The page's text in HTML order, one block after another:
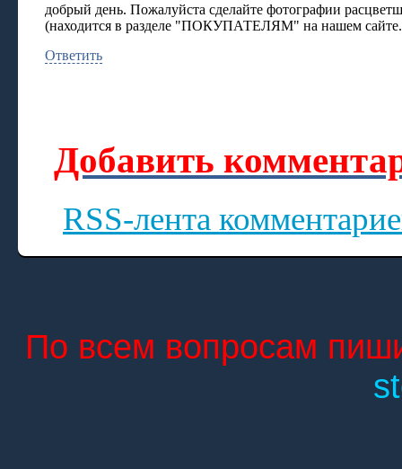
добрый день. Пожалуйста сделайте фотографии
(находится в разделе "ПОКУПАТЕЛЯМ" на нашем сайте.
Ответить
Добавить
RSS-лента
По всем вопросам